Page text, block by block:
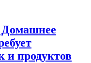
Домашнее
и продуктов